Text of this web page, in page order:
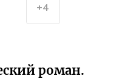
роман.
+4